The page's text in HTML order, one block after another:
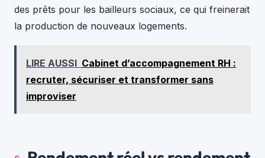
des prêts pour les bailleurs sociaux, ce qui freinerait
la production de nouveaux logements.
LIRE AUSSI Cabinet d’accompagnement RH :
recruter, sécuriser et transformer sans
improviser